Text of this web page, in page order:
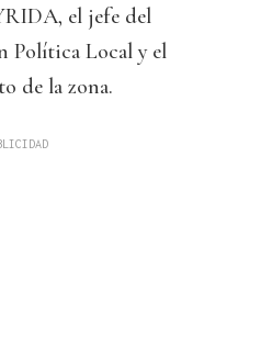
el jefe del
Política Local y el
de la zona.